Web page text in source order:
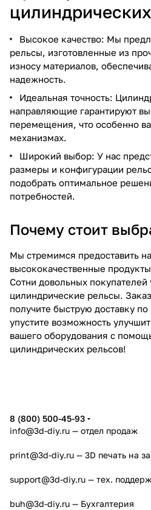
Высокое качество: Мы
рельсы, изготовленные из
износу материалов,
надежность.
Идеальная точность:
направляющие гарантируют
перемещения, что особенно
механизмах.
Широкий выбор: У нас
размеры и конфигурации
подобрать оптимальное
потребностей.
Почему стоит
Мы стремимся предоставить
высококачественные
Сотни довольных
цилиндрические рельсы.
получите быструю доставку
упустите возможность
вашего оборудования с
цилиндрических рельсов!
8 (800) 500-45-93
info@3d-diy.ru — отдел продаж
print@3d-diy.ru — 3D печать на
support@3d-diy.ru — тех.
buh@3d-diy.ru — Бухгалтерия